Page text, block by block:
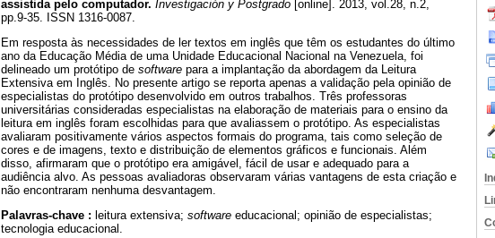
assistida pelo computador. Investigación y Postgrado [online]. 2013, vol.28, n.2,
pp.9-35. ISSN 1316-0087.
Em resposta às necessidades de ler textos em inglês que têm os estudantes do último
ano da Educação Média de uma Unidade Educacional Nacional na Venezuela, foi
delineado um protótipo de software para a implantação da abordagem da Leitura
Extensiva em Inglês. No presente artigo se reporta apenas a validação pela opinião de
especialistas do protótipo desenvolvido em outros trabalhos. Três professoras
universitárias consideradas especialistas na elaboração de materiais para o ensino da
leitura em inglês foram escolhidas para que avaliassem o protótipo. As especialistas
avaliaram positivamente vários aspectos formais do programa, tais como seleção de
cores e de imagens, texto e distribuição de elementos gráficos e funcionais. Além
disso, afirmaram que o protótipo era amigável, fácil de usar e adequado para a
audiência alvo. As pessoas avaliadoras observaram várias vantagens de esta criação e
não encontraram nenhuma desvantagem.
Palavras-chave : leitura extensiva; software educacional; opinião de especialistas;
tecnologia educacional.